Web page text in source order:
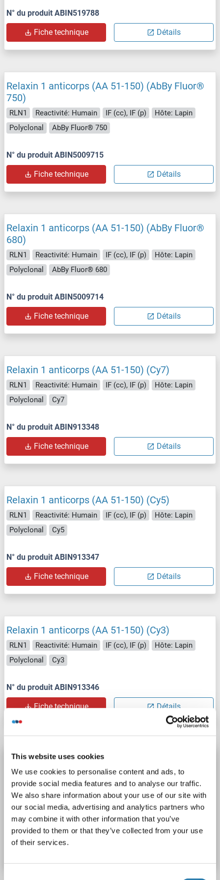
This website uses cookies
We use cookies to personalise content and ads, to
provide social media features and to analyse our traffic.
We also share information about your use of our site with
our social media, advertising and analytics partners who
may combine it with other information that you’ve
provided to them or that they’ve collected from your use
of their services.
N° du produit ABIN519788
Fiche technique Détails
Relaxin 1 anticorps (AA 51-150) (AbBy Fluor®
750)
RLN1 Reactivité: Humain IF (cc), IF (p)
Hôte: Lapin
Polyclonal
AbBy Fluor® 750
N° du produit ABIN5009715
Fiche technique Détails
Relaxin 1 anticorps (AA 51-150) (AbBy Fluor®
680)
RLN1 Reactivité: Humain IF (cc), IF (p)
Hôte: Lapin
Polyclonal
AbBy Fluor® 680
N° du produit ABIN5009714
Fiche technique Détails
Relaxin 1 anticorps (AA 51-150) (Cy7)
RLN1 Reactivité: Humain IF (cc), IF (p)
Hôte: Lapin
Polyclonal
Cy7
N° du produit ABIN913348
Fiche technique Détails
Relaxin 1 anticorps (AA 51-150) (Cy5)
RLN1 Reactivité: Humain IF (cc), IF (p)
Hôte: Lapin
Polyclonal
Cy5
N° du produit ABIN913347
Fiche technique Détails
Relaxin 1 anticorps (AA 51-150) (Cy3)
RLN1 Reactivité: Humain IF (cc), IF (p)
Hôte: Lapin
Polyclonal
Cy3
N° du produit ABIN913346
Fiche technique Détails
Relaxin 1 anticorps (AA 51-150) (AbBy Fluor®
555)
RLN1 Reactivité: Humain IF (cc), IF (p)
Hôte: Lapin
Polyclonal
AbBy Fluor® 555
N° du produit ABIN913345
Fiche technique